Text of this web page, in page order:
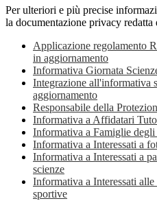
Per ulteriori e più precise
la documentazione privacy
Applicazione regolamento
in aggiornamento
Informativa Giornata
Integrazione all'informativa
aggiornamento
Responsabile della
Informativa a Affidatari
Informativa a Famiglie degli
Informativa a Interessati a
Informativa a Interessati a
scienze
Informativa a Interessati
sportive